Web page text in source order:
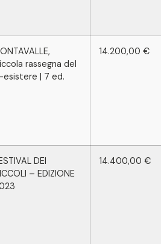
rassegna del
esistere | 7 ed.
14.200,00 €
DEI
– EDIZIONE
14.400,00 €